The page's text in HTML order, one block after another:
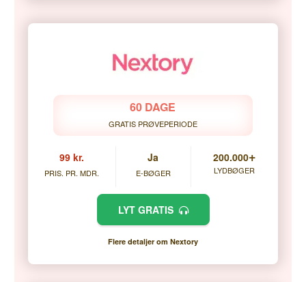
60 DAGE
GRATIS PRØVEPERIODE
99 kr.
PRIS. PR. MDR.
Ja
E-BØGER
200.000+
LYDBØGER
LYT GRATIS
Flere detaljer om Nextory